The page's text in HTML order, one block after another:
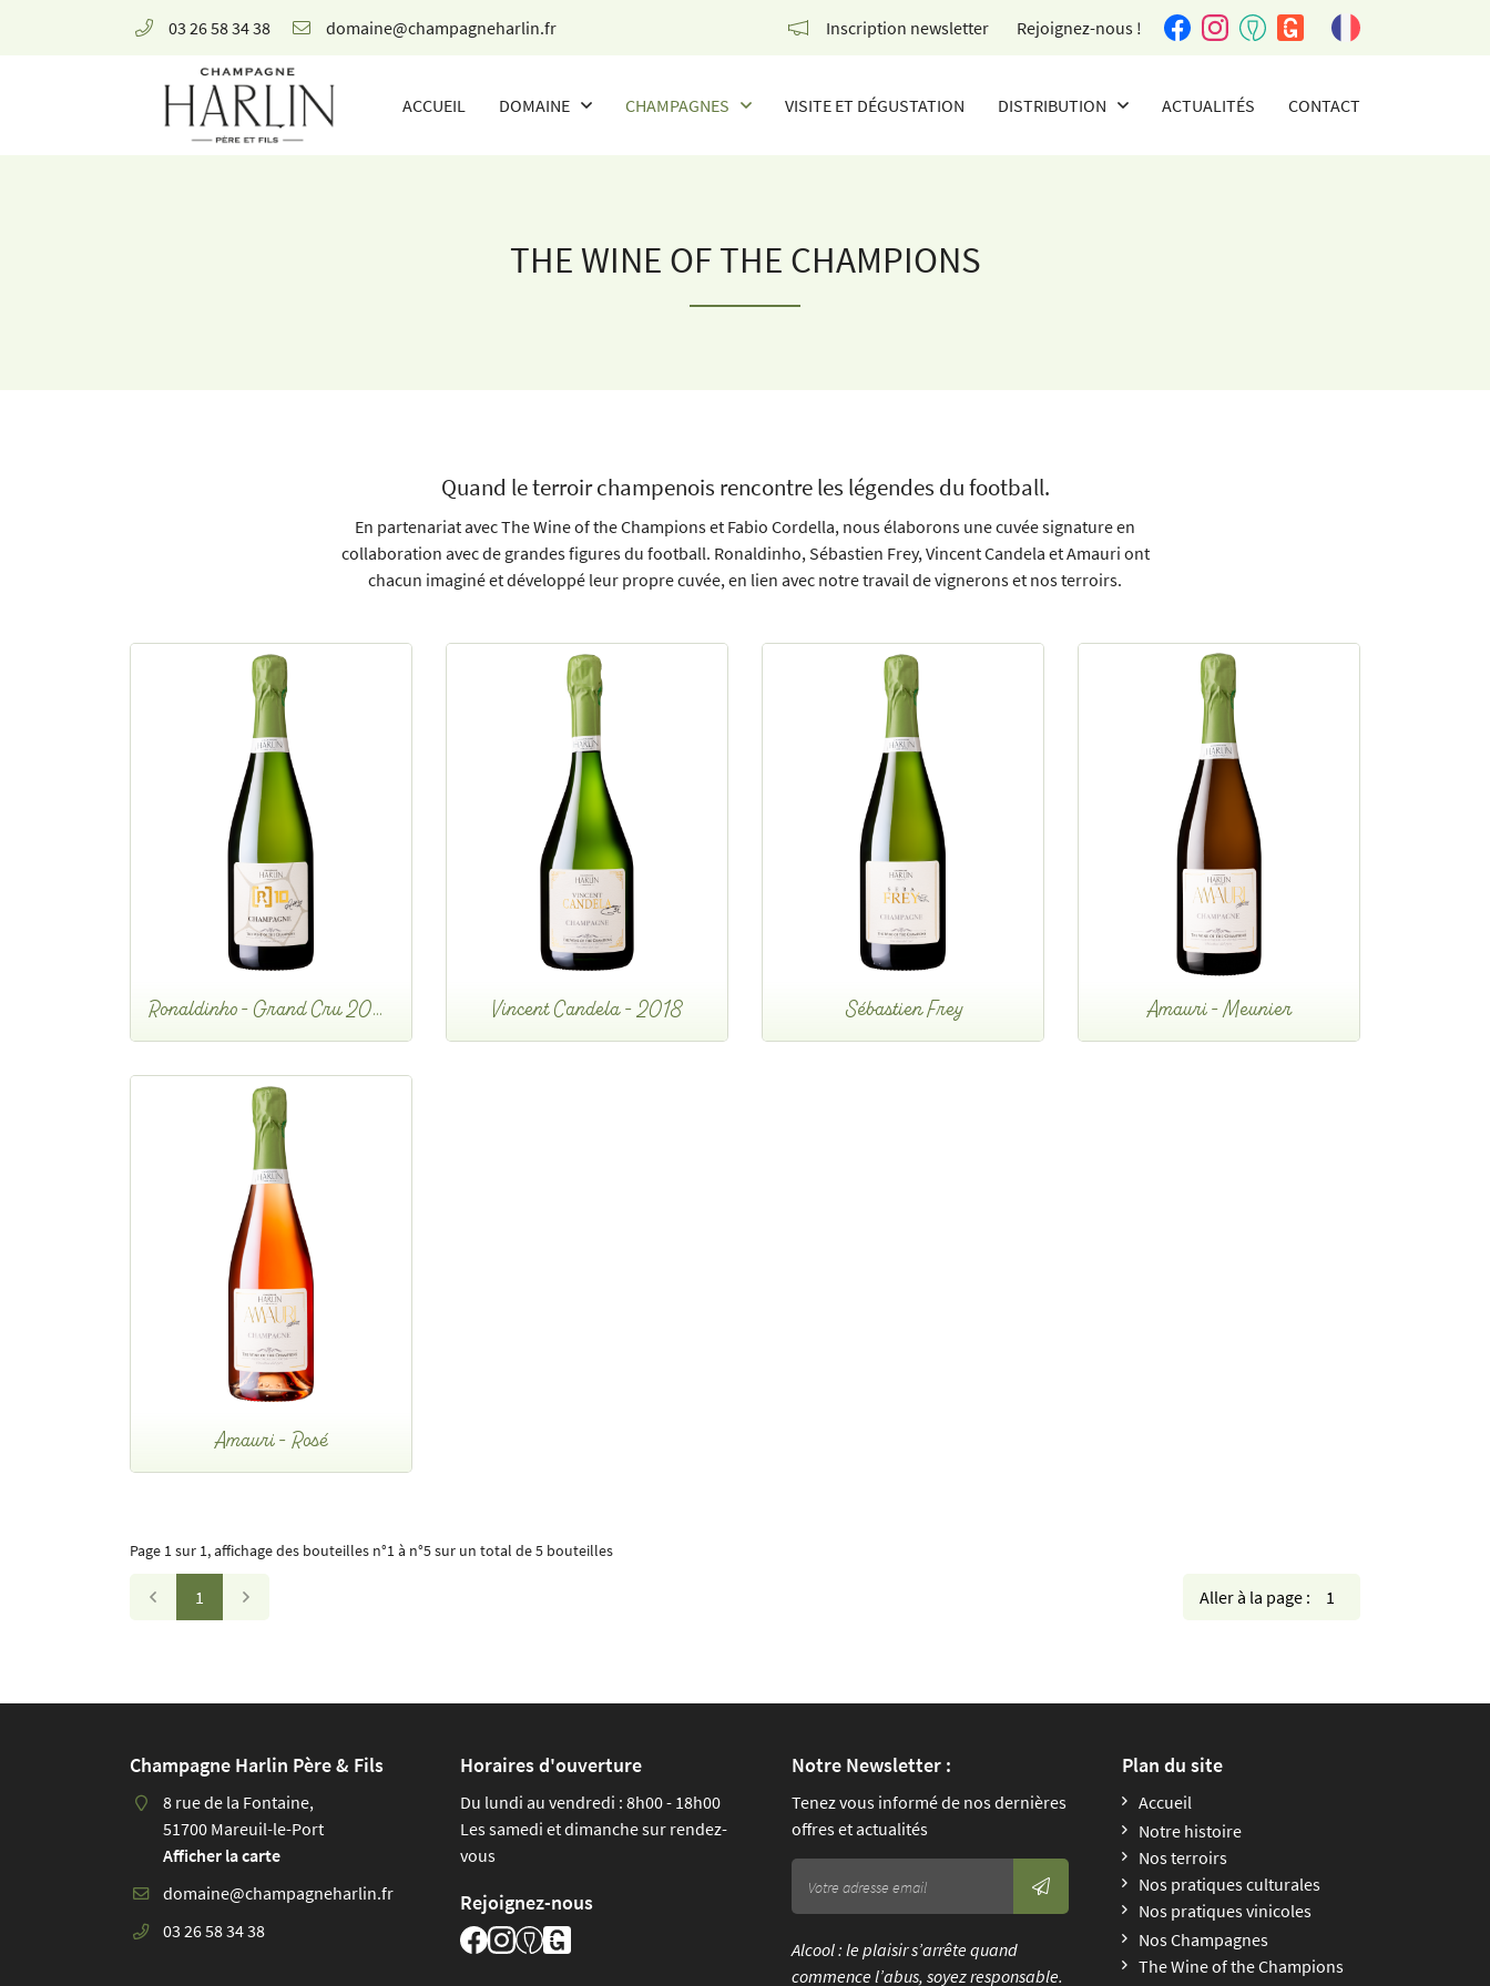
03 26 58 34 38 Inscription newsletter Rejoignez-nous !
ACCUEIL DOMAINE
CHAMPAGNES
VISITE ET DÉGUSTATION DISTRIBUTION ACTUALITÉS CONTACT
de désinscription.
INSCRIPTION
THE WINE OF THE CHAMPIONS
Quand le terroir champenois rencontre les légendes du football.
En partenariat avec The Wine of the Champions et Fabio Cordella, nous élaborons une cuvée signature en
collaboration avec de grandes figures du football. Ronaldinho, Sébastien Frey, Vincent Candela et Amauri ont
chacun imaginé et développé leur propre cuvée, en lien avec notre travail de vignerons et nos terroirs.
Ronaldinho - Grand Cru 2022 Vincent Candela - 2018 Sébastien Frey Amauri - Meunier
Amauri - Rosé
Page 1 sur 1,affichage des bouteilles n°1 à n°5 sur un total de 5 bouteilles
1 Aller à la page :
Champagne Harlin Père & Fils
8 rue de la Fontaine,
51700 Mareuil-le-Port
Afficher la carte
03 26 58 34 38
Horaires d'ouverture
Du lundi au vendredi : 8h00 - 18h00
Les samedi et dimanche sur rendez-
vous
Rejoignez-nous
Notre Newsletter :
Tenez vous informé de nos dernières
offres et actualités
Alcool : le plaisir s’arrête quand
commence l’abus, soyez responsable.
Plan du site
Accueil
Notre histoire
Nos terroirs
Nos pratiques culturales
Nos pratiques vinicoles
Nos Champagnes
The Wine of the Champions